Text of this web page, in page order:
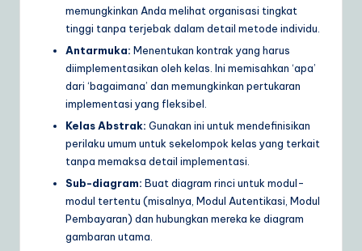
memungkinkan Anda melihat organisasi tingkat
tinggi tanpa terjebak dalam detail metode individu.
Antarmuka: Menentukan kontrak yang harus
diimplementasikan oleh kelas. Ini memisahkan ‘apa’
dari ‘bagaimana’ dan memungkinkan pertukaran
implementasi yang fleksibel.
Kelas Abstrak: Gunakan ini untuk mendefinisikan
perilaku umum untuk sekelompok kelas yang terkait
tanpa memaksa detail implementasi.
Sub-diagram: Buat diagram rinci untuk modul-
modul tertentu (misalnya, Modul Autentikasi, Modul
Pembayaran) dan hubungkan mereka ke diagram
gambaran utama.